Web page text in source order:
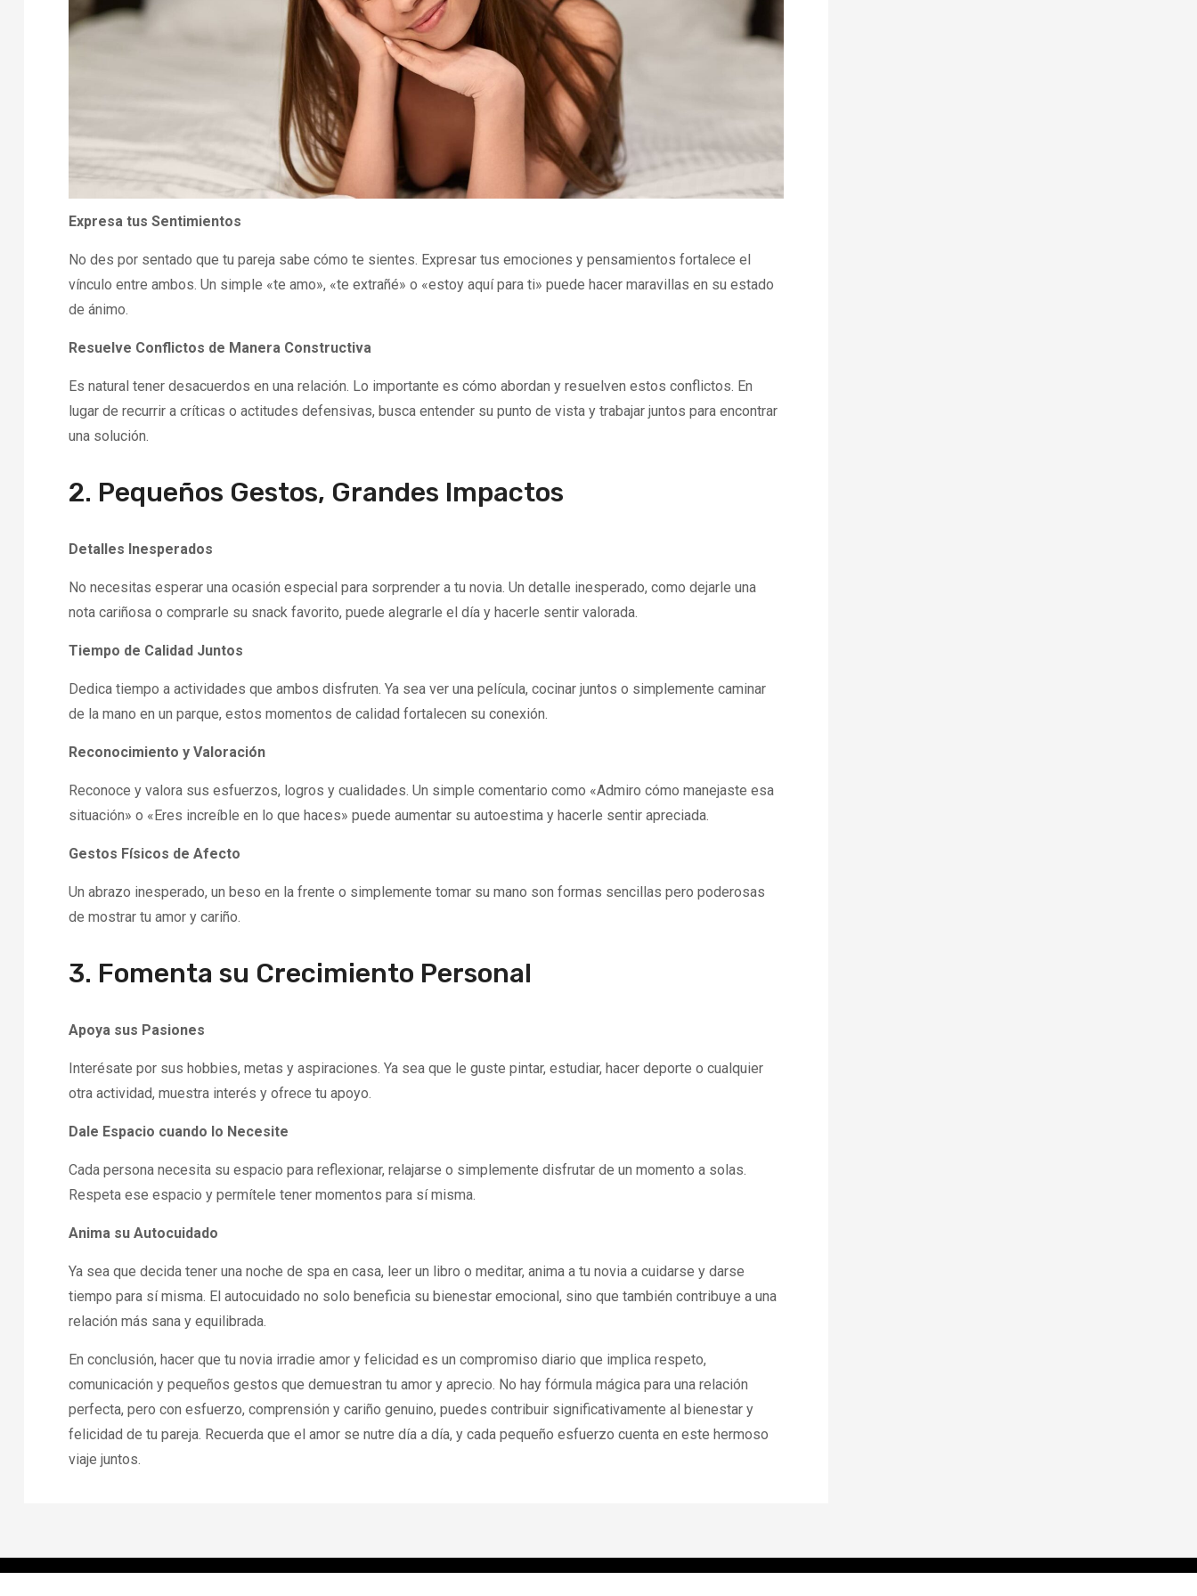
Expresa tus Sentimientos
No des por sentado que tu pareja sabe cómo te sientes. Expresar tus emociones y pensamientos fortalece el
vínculo entre ambos. Un simple «te amo», «te extrañé» o «estoy aquí para ti» puede hacer maravillas en su estado
de ánimo.
Resuelve Conflictos de Manera Constructiva
Es natural tener desacuerdos en una relación. Lo importante es cómo abordan y resuelven estos conflictos. En
lugar de recurrir a críticas o actitudes defensivas, busca entender su punto de vista y trabajar juntos para encontrar
una solución.
2. Pequeños Gestos, Grandes Impactos
Detalles Inesperados
No necesitas esperar una ocasión especial para sorprender a tu novia. Un detalle inesperado, como dejarle una
nota cariñosa o comprarle su snack favorito, puede alegrarle el día y hacerle sentir valorada.
Tiempo de Calidad Juntos
Dedica tiempo a actividades que ambos disfruten. Ya sea ver una película, cocinar juntos o simplemente caminar
de la mano en un parque, estos momentos de calidad fortalecen su conexión.
Reconocimiento y Valoración
Reconoce y valora sus esfuerzos, logros y cualidades. Un simple comentario como «Admiro cómo manejaste esa
situación» o «Eres increíble en lo que haces» puede aumentar su autoestima y hacerle sentir apreciada.
Gestos Físicos de Afecto
Un abrazo inesperado, un beso en la frente o simplemente tomar su mano son formas sencillas pero poderosas
de mostrar tu amor y cariño.
3. Fomenta su Crecimiento Personal
Apoya sus Pasiones
Interésate por sus hobbies, metas y aspiraciones. Ya sea que le guste pintar, estudiar, hacer deporte o cualquier
otra actividad, muestra interés y ofrece tu apoyo.
Dale Espacio cuando lo Necesite
Cada persona necesita su espacio para reflexionar, relajarse o simplemente disfrutar de un momento a solas.
Respeta ese espacio y permítele tener momentos para sí misma.
Anima su Autocuidado
Ya sea que decida tener una noche de spa en casa, leer un libro o meditar, anima a tu novia a cuidarse y darse
tiempo para sí misma. El autocuidado no solo beneficia su bienestar emocional, sino que también contribuye a una
relación más sana y equilibrada.
En conclusión, hacer que tu novia irradie amor y felicidad es un compromiso diario que implica respeto,
comunicación y pequeños gestos que demuestran tu amor y aprecio. No hay fórmula mágica para una relación
perfecta, pero con esfuerzo, comprensión y cariño genuino, puedes contribuir significativamente al bienestar y
felicidad de tu pareja. Recuerda que el amor se nutre día a día, y cada pequeño esfuerzo cuenta en este hermoso
viaje juntos.